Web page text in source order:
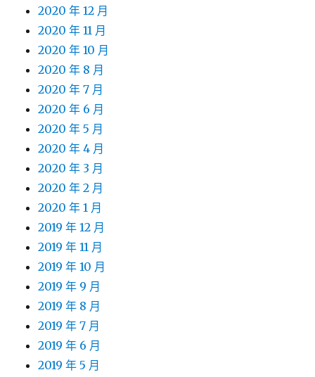
2020 年 12 月
2020 年 11 月
2020 年 10 月
2020 年 8 月
2020 年 7 月
2020 年 6 月
2020 年 5 月
2020 年 4 月
2020 年 3 月
2020 年 2 月
2020 年 1 月
2019 年 12 月
2019 年 11 月
2019 年 10 月
2019 年 9 月
2019 年 8 月
2019 年 7 月
2019 年 6 月
2019 年 5 月